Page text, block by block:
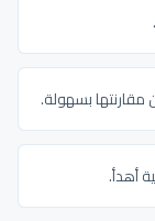
بسهولة.
أهدأ.